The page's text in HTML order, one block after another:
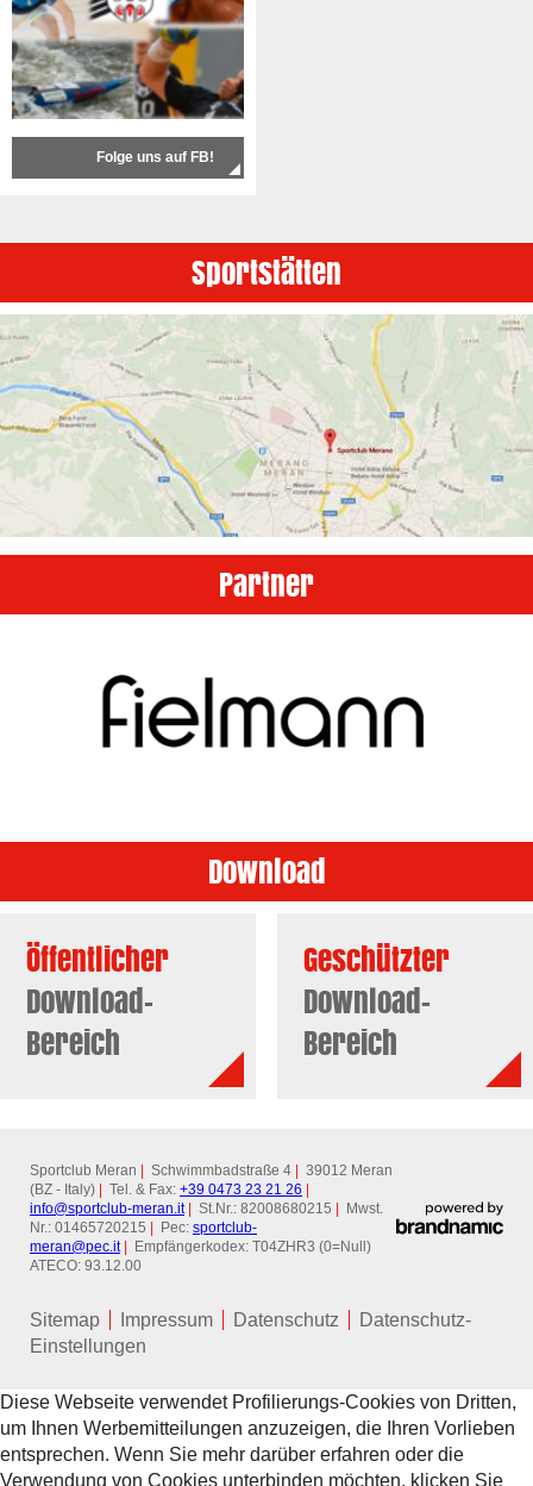
Folge uns auf FB!
Sportstätten
Partner
Download
Öffentlicher
Download-
Bereich
Geschützter
Download-
Bereich
Sportclub Meran | Schwimmbadstraße 4 | 39012 Meran
(BZ - Italy) | Tel. & Fax: +39 0473 23 21 26 |
info@sportclub-meran.it | St.Nr.: 82008680215 | Mwst.
Nr.: 01465720215 | Pec: sportclub-
meran@pec.it | Empfängerkodex: T04ZHR3 (0=Null)
ATECO: 93.12.00
Sitemap Impressum Datenschutz
Datenschutz-
Einstellungen
Diese Webseite verwendet Profilierungs-Cookies von Dritten,
um Ihnen Werbemitteilungen anzuzeigen, die Ihren Vorlieben
entsprechen. Wenn Sie mehr darüber erfahren oder die
Verwendung von Cookies unterbinden möchten, klicken Sie